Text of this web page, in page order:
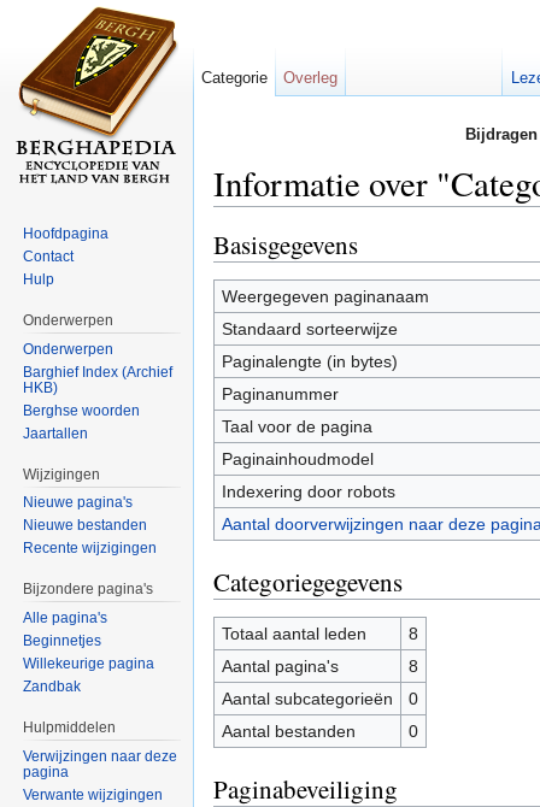
Informatie over
Basisgegevens
Weergegeven paginanaam
Standaard sorteerwijze
Paginalengte (in bytes)
Paginanummer
Taal voor de pagina
Paginainhoudmodel
Indexering door robots
Aantal doorverwijzingen naar deze
Categoriegegevens
Totaal aantal leden
8
Aantal pagina's
8
Aantal subcategorieën
0
Aantal bestanden
0
Paginabeveiliging
Categorie Overleg
Hoofdpagina
Contact
Hulp
Onderwerpen
Onderwerpen
Barghief Index (Archief
HKB)
Berghse woorden
Jaartallen
Wijzigingen
Nieuwe pagina's
Nieuwe bestanden
Recente wijzigingen
Bijzondere pagina's
Alle pagina's
Beginnetjes
Willekeurige pagina
Zandbak
Hulpmiddelen
Verwijzingen naar deze
pagina
Verwante wijzigingen